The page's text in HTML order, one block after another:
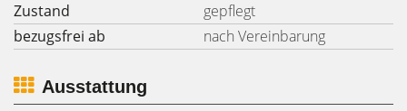
Zustand
gepflegt
bezugsfrei ab
nach Vereinbarung
Ausstattung